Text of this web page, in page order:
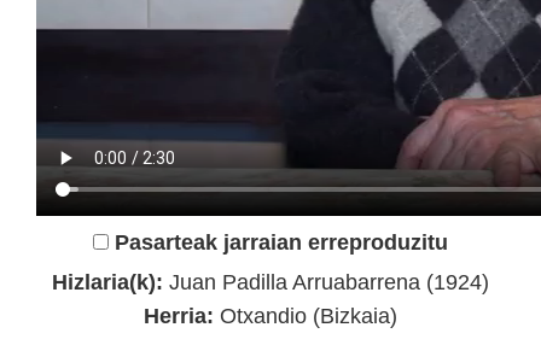
Pasarteak jarraian erreproduzitu
Hizlaria(k): Juan Padilla Arruabarrena (1924)
Herria: Otxandio (Bizkaia)